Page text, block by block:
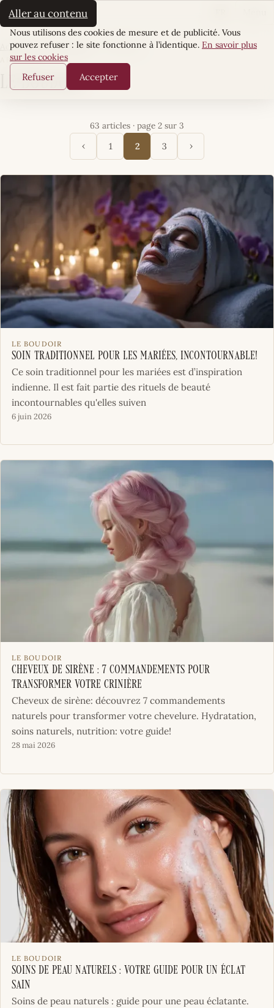
Aller au contenu
La Sultane
Accueil·Sens & Essence· Le Boudoir
ARTICLES
Le Boudoir
63 articles · page 2 sur 3
‹
1 2 3 ›
LE BOUDOIR
Soin traditionnel pour les mariées, incontournable!
Ce soin traditionnel pour les mariées est d’inspiration
indienne. Il est fait partie des rituels de beauté
incontournables qu'elles suiven
6 juin 2026
LE BOUDOIR
Cheveux de sirène : 7 commandements pour
transformer votre crinière
Cheveux de sirène: découvrez 7 commandements
naturels pour transformer votre chevelure. Hydratation,
soins naturels, nutrition: votre guide!
28 mai 2026
LE BOUDOIR
Soins de Peau Naturels : Votre Guide pour un Éclat
Sain
Soins de peau naturels : guide pour une peau éclatante.
Cookies
Nous utilisons des cookies de mesure et de publicité. Vous
pouvez refuser : le site fonctionne à l’identique. En savoir plus
sur les cookies
Refuser Accepter